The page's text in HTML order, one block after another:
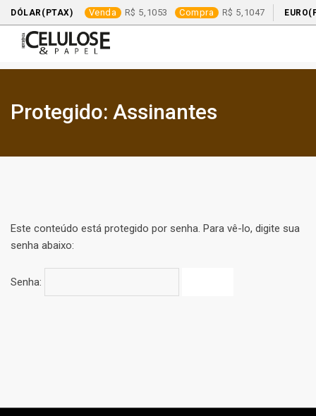
DÓLAR(PTAX) Venda 5,1053 Compra 5,1047
Protegido: Assinantes
Este conteúdo está protegido por senha. Para vê-lo, digite sua
senha abaixo:
Senha: